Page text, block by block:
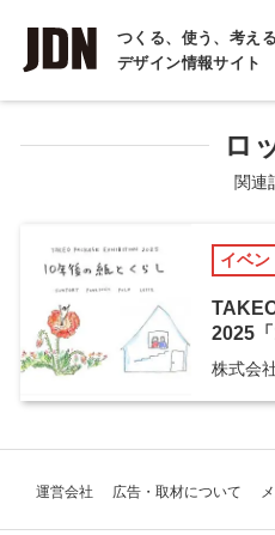
つくる、使う、考え
デザイン情報サイト
INTERVIEW
インタビュー
コラム
ロ
関連
イベン
2025
株式会
運営会社 広告・取材について